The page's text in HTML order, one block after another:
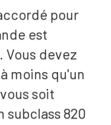
pour
est
Vous devez
moins qu'un
soit
subclass 820